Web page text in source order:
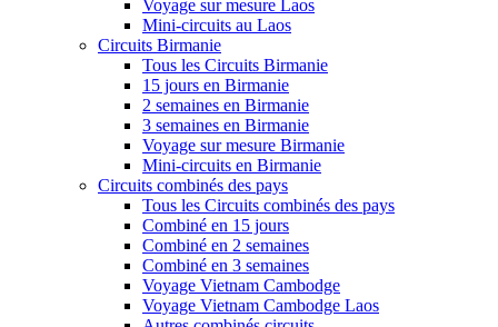
Voyage sur mesure Laos
Mini-circuits au Laos
Circuits Birmanie
Tous les Circuits Birmanie
15 jours en Birmanie
2 semaines en Birmanie
3 semaines en Birmanie
Voyage sur mesure Birmanie
Mini-circuits en Birmanie
Circuits combinés des pays
Tous les Circuits combinés des pays
Combiné en 15 jours
Combiné en 2 semaines
Combiné en 3 semaines
Voyage Vietnam Cambodge
Voyage Vietnam Cambodge Laos